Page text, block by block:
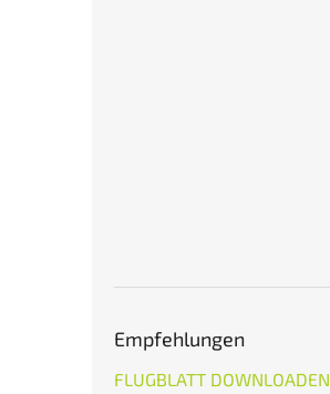
Empfehlungen
FLUGBLATT DOWNLOADEN